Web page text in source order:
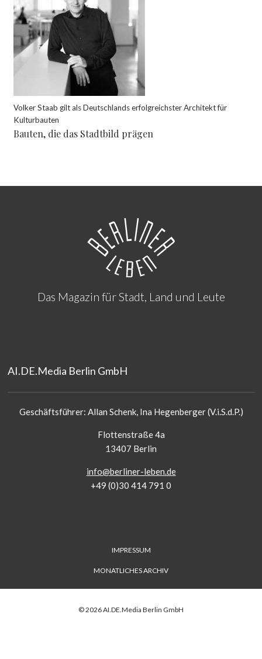
Volker Staab gilt als Deutschlands erfolgreichster Architekt für
Kulturbauten
Bauten, die das Stadtbild prägen
Das Magazin für Stadt, Land und Leute
AI.DE.Media Berlin GmbH
Geschäftsführer: Allan Schenk, Ina Hegenberger (V.i.S.d.P.)
Flottenstraße 4a
13407 Berlin
info@berliner-leben.de
+49 (0)30 414 791 0
IMPRESSUM
MONATLICHES ARCHIV
©2026AI.DE.Media Berlin GmbH